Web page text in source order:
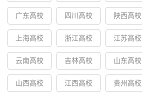
广东高校 四川高校 陕西高校
上海高校 浙江高校 江苏高校
云南高校 吉林高校 山东高校
山西高校 江西高校 贵州高校